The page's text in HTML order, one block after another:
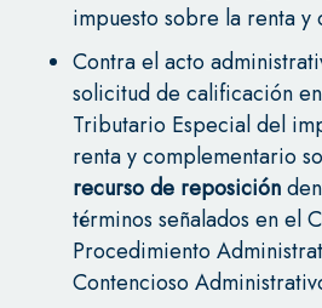
impuesto sobre la renta y
Contra el acto
solicitud de calificación
Tributario Especial del
renta y complementario
recurso de reposición
términos señalados en el
Procedimiento
Contencioso